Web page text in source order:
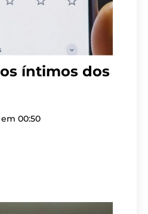
íntimos dos
00:50